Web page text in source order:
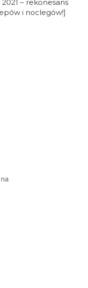
– rekonesans
i noclegów!]